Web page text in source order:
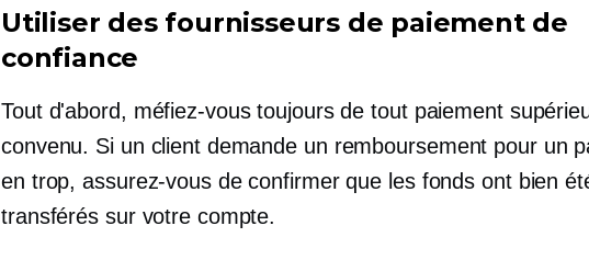
Utiliser des fournisseurs de paiement de
confiance
Tout d'abord, méfiez-vous toujours de tout paiement
convenu. Si un client demande un remboursement pour un
en trop, assurez-vous de confirmer que les fonds ont bien
transférés sur votre compte.